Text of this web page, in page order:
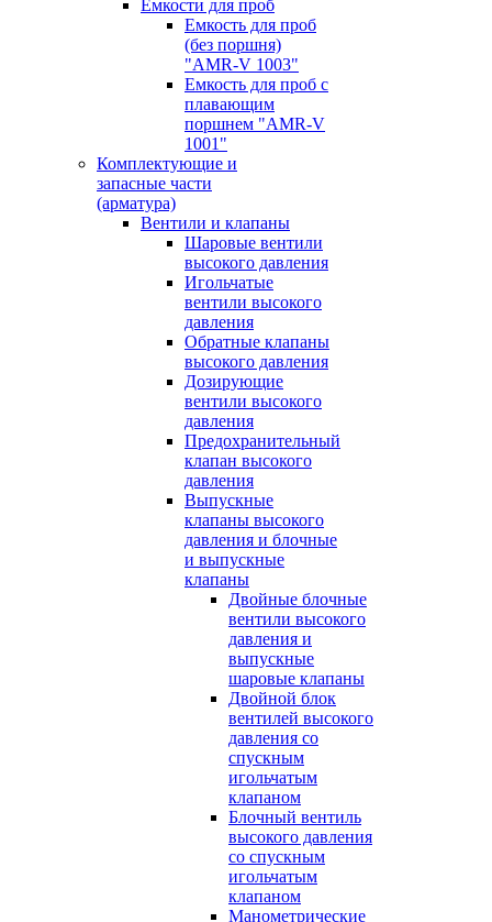
Емкости для проб
Емкость для проб
(без поршня)
"AMR-V 1003"
Емкость для проб с
плавающим
поршнем "AMR-V
1001"
Комплектующие и
запасные части
(арматура)
Вентили и клапаны
Шаровые вентили
высокого давления
Игольчатые
вентили высокого
давления
Обратные клапаны
высокого давления
Дозирующие
вентили высокого
давления
Предохранительный
клапан высокого
давления
Выпускные
клапаны высокого
давления и блочные
и выпускные
клапаны
Двойные блочные
вентили высокого
давления и
выпускные
шаровые клапаны
Двойной блок
вентилей высокого
давления со
спускным
игольчатым
клапаном
Блочный вентиль
высокого давления
со спускным
игольчатым
клапаном
Манометрические